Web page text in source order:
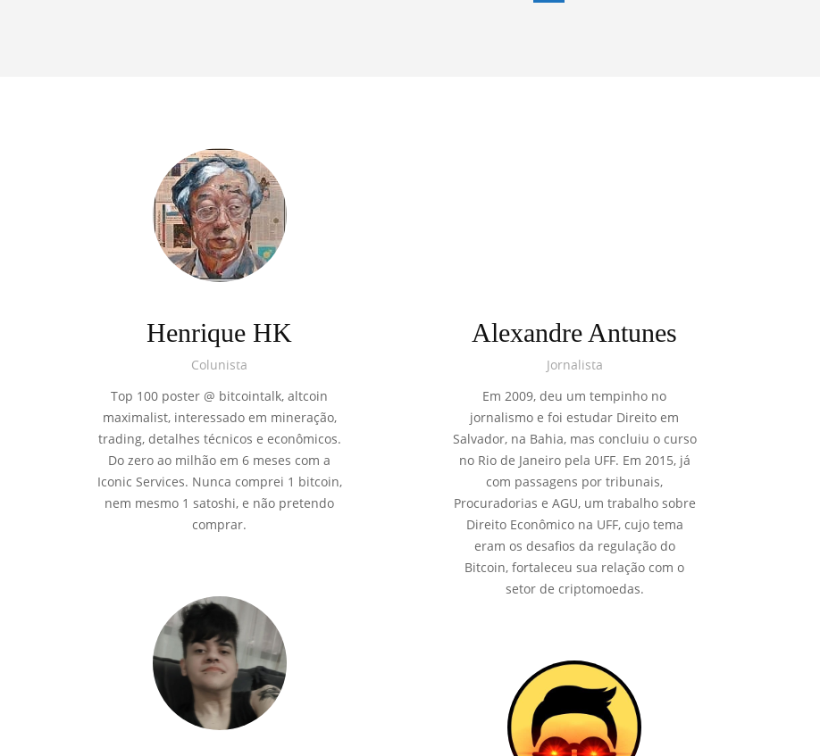
Henrique HK
Colunista
Top 100 poster @ bitcointalk, altcoin
maximalist, interessado em mineração,
trading, detalhes técnicos e econômicos.
Do zero ao milhão em 6 meses com a
Iconic Services. Nunca comprei 1 bitcoin,
nem mesmo 1 satoshi, e não pretendo
comprar.
Alexandre Antunes
Jornalista
Em 2009, deu um tempinho no
jornalismo e foi estudar Direito em
Salvador, na Bahia, mas concluiu o curso
no Rio de Janeiro pela UFF. Em 2015, já
com passagens por tribunais,
Procuradorias e AGU, um trabalho sobre
Direito Econômico na UFF, cujo tema
eram os desafios da regulação do
Bitcoin, fortaleceu sua relação com o
setor de criptomoedas.